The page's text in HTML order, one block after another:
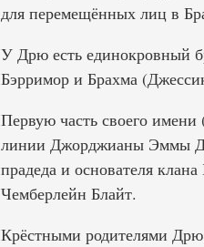
для перемещённых лиц в
У Дрю есть единокровный
Бэрримор и Брахма
Первую часть своего
линии Джорджианы Эммы
прадеда и основателя
Чемберлейн Блайт.
Крёстными родителями